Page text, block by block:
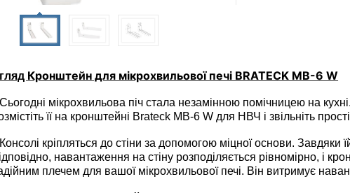
Кронштейн для мікрохвильової печі BRATECK MB-6 W
мікрохвильова піч стала незамінною помічницею на
її на кронштейні Brateck MB-6 W для НВЧ і звільніть
кріпляться до стіни за допомогою міцної основи. Завдяки
навантаження на стіну розподіляється рівномірно, і
плечем для вашої мікрохвильової печі. Він витримує